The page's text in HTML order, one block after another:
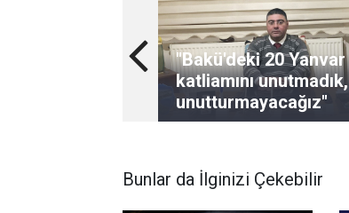
"Bakü'deki 20 Yanvar
katliamını unutmadık,
unutturmayacağız"
Bunlar da İlginizi Çekebilir